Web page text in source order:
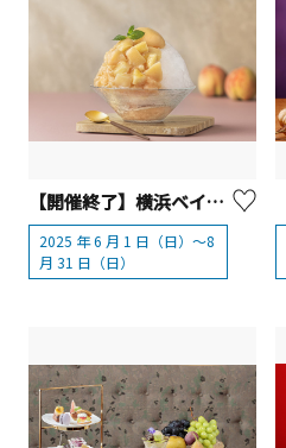
【開催終了】横浜ベイシェラトン ホテル＆タワーズ「２種類の“プレミアムかき氷”」
2025 年 6 月 1 日（日）～8
月 31 日（日）